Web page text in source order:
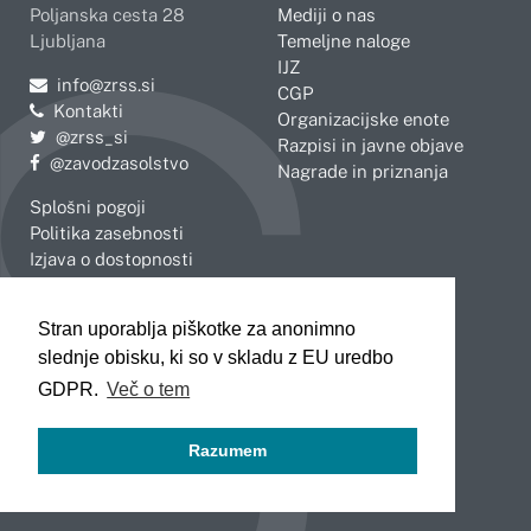
Stran uporablja piškotke za anonimno
slednje obisku, ki so v skladu z EU uredbo
GDPR. Več o tem
Razumem
Poljanska cesta 28
Ljubljana
Pošljite e-mail na
info@zrss.si
Kontakti
Pojdite na Twitter:
@zrss_si
Pojdite na Facebook:
@zavodzasolstvo
Splošni pogoji
Politika zasebnosti
Izjava o dostopnosti
Mediji o nas
Temeljne naloge
IJZ
CGP
Organizacijske enote
Razpisi in javne objave
Nagrade in priznanja
Celje
Koper
Kranj
Novo mesto
Slovenj Gradec